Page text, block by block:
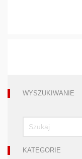
WYSZUKIWANIE
KATEGORIE